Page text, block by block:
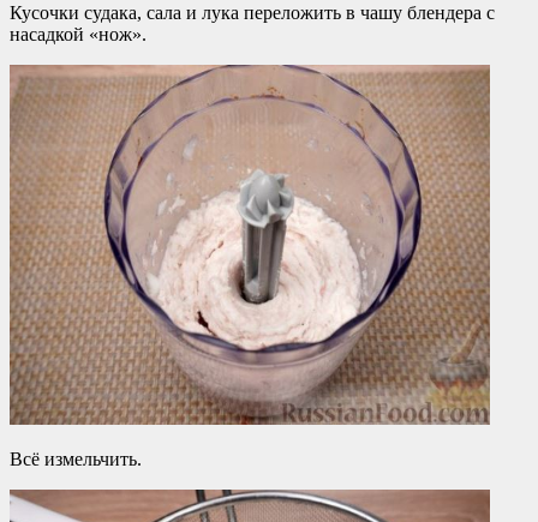
Кусочки судака, сала и лука переложить в чашу блендера с
насадкой «нож».
Всё измельчить.